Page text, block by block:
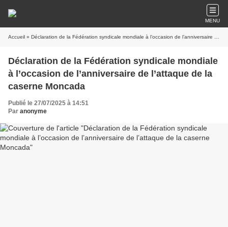
MENU
Accueil » Déclaration de la Fédération syndicale mondiale à l’occasion de l’anniversaire de l’attaque de la caserne Moncada
Déclaration de la Fédération syndicale mondiale
à l’occasion de l’anniversaire de l’attaque de la
caserne Moncada
Publié le 27/07/2025 à 14:51
Par anonyme